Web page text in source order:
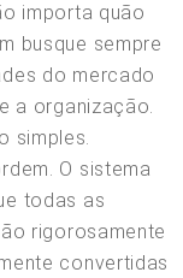
importa quão
busque sempre
do mercado
a organização.
simples.
O sistema
todas as
rigorosamente
convertidas